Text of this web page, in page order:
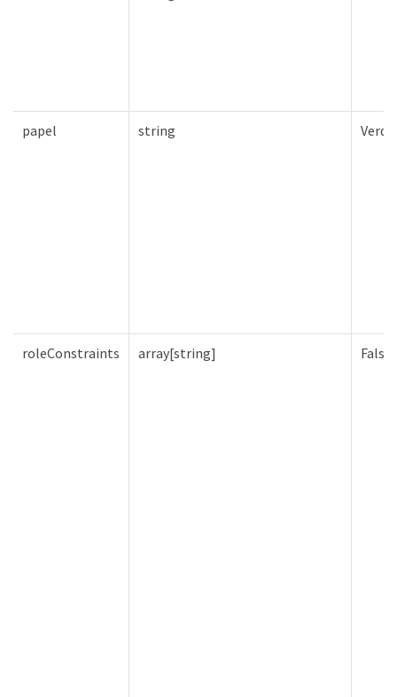
papel string
roleConstraints array[string] Falso